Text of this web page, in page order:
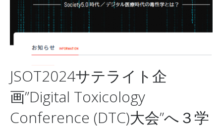
JSOT2024サテライト企
画”Digital Toxicology
Conference (DTC)大会”へ３学